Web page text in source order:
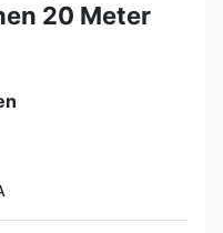
20 Meter